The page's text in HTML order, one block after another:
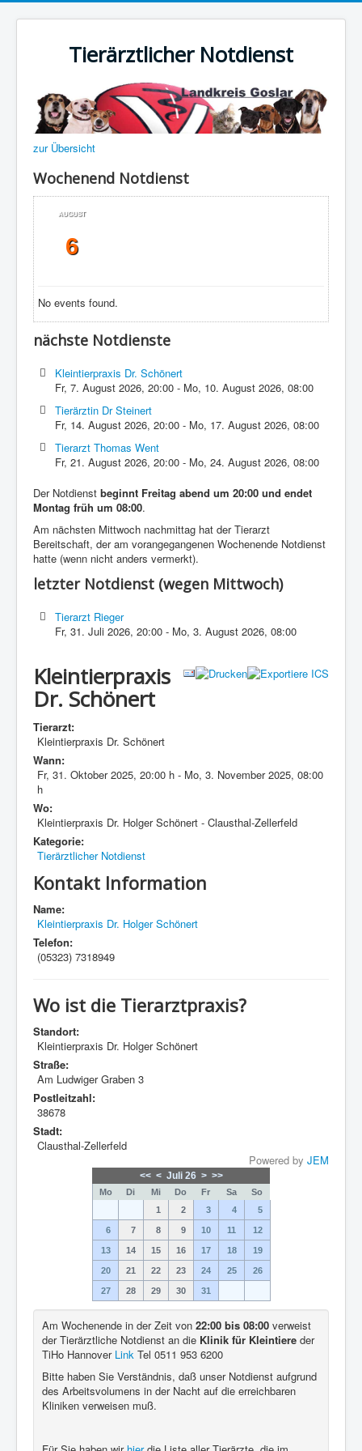
Tierärztlicher Notdienst
zur Übersicht
Wochenend Notdienst
AUGUST
6
No events found.
nächste Notdienste
Kleintierpraxis Dr. Schönert
Fr, 7. August 2026,20:00 - Mo, 10. August 2026,08:00
Tierärztin Dr Steinert
Fr, 14. August 2026,20:00 - Mo, 17. August 2026,08:00
Tierarzt Thomas Went
Fr, 21. August 2026,20:00 - Mo, 24. August 2026,08:00
Der Notdienst beginnt Freitag abend um 20:00 und endet
Montag früh um 08:00.
Am nächsten Mittwoch nachmittag hat der Tierarzt
Bereitschaft, der am vorangegangenen Wochenende Notdienst
hatte (wenn nicht anders vermerkt).
letzter Notdienst (wegen Mittwoch)
Tierarzt Rieger
Fr, 31. Juli 2026,20:00 - Mo, 3. August 2026,08:00
Kleintierpraxis
Dr. Schönert
Tierarzt:
Kleintierpraxis Dr. Schönert
Wann:
Fr, 31. Oktober 2025, 20:00 h - Mo, 3. November 2025, 08:00
h
Wo:
Kleintierpraxis Dr. Holger Schönert - Clausthal-Zellerfeld
Kategorie:
Tierärztlicher Notdienst
Kontakt Information
Name:
Kleintierpraxis Dr. Holger Schönert
Telefon:
(05323) 7318949
Wo ist die Tierarztpraxis?
Standort:
Kleintierpraxis Dr. Holger Schönert
Straße:
Am Ludwiger Graben 3
Postleitzahl:
38678
Stadt:
Clausthal-Zellerfeld
Powered by JEM
<< < Juli 26 > >>
Mo Di Mi Do Fr Sa
So
1
2 3 4 5
6 7 8 9 10 11 12
13 14 15 16 17 18 19
20 21 22 23 24 25 26
27 28 29 30 31
Am Wochenende in der Zeit von 22:00 bis 08:00 verweist
der Tierärztliche Notdienst an die Klinik für Kleintiere der
TiHo Hannover Link Tel 0511 953 6200
Bitte haben Sie Verständnis, daß unser Notdienst aufgrund
des Arbeitsvolumens in der Nacht auf die erreichbaren
Kliniken verweisen muß.